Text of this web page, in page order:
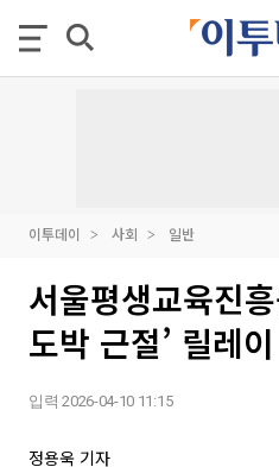
이투데이 사회 일반
서울평생교육진
도박 근절’ 릴레
입력 2026-04-10 11:15
정용욱 기자